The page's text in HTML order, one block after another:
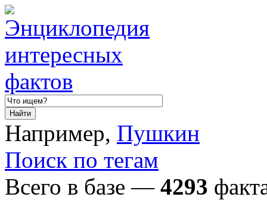
Например, Пушкин
Поиск по тегам
Всего в базе — 4293